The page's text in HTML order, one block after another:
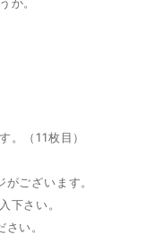
。（11枚目）
ございます。
下さい。
い。